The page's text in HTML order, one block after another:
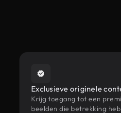
Exclusieve originele
Krijg toegang tot een
beelden die betrekking